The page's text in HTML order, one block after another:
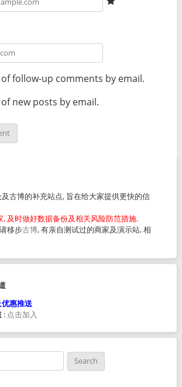
follow-up comments by email.
new posts by email.
及古博的补充站点, 旨在给大家提供更快的信
, 及时做好数据备份及相关风险防范措施.
移步古博, 有亲自测试过的商家及演示站, 相
优惠推送
: 点击加入